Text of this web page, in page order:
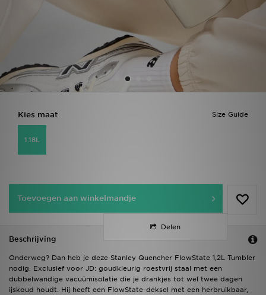
Size Guide
Kies maat
1.18L
Toevoegen aan winkelmandje
Delen
Beschrijving
Onderweg? Dan heb je deze Stanley Quencher FlowState 1,2L Tumbler
nodig. Exclusief voor JD: goudkleurig roestvrij staal met een
dubbelwandige vacuümisolatie die je drankjes tot wel twee dagen
ijskoud houdt. Hij heeft een FlowState-deksel met een herbruikbaar,